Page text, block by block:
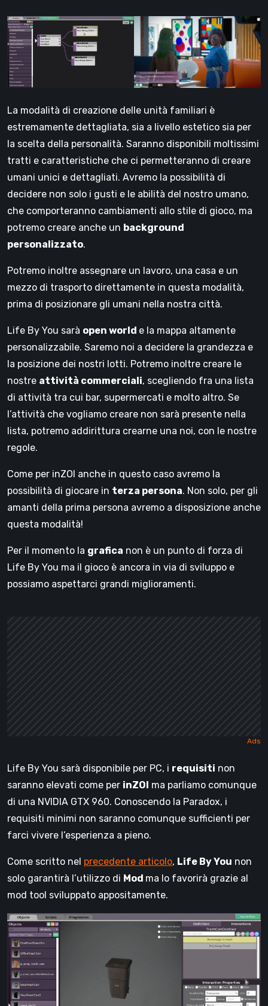
La modalità di creazione delle unità familiari è
estremamente dettagliata, sia a livello estetico sia per
la scelta della personalità. Saranno disponibili moltissimi
tratti e caratteristiche che ci permetteranno di creare
umani unici e dettagliati. Avremo la possibilità di
decidere non solo i gusti e le abilità del nostro umano,
che comporteranno cambiamenti allo stile di gioco, ma
potremo creare anche un background
personalizzato.
Potremo inoltre assegnare un lavoro, una casa e un
mezzo di trasporto direttamente in questa modalità,
prima di posizionare gli umani nella nostra città.
Life By You sarà open world e la mappa altamente
personalizzabile. Saremo noi a decidere la grandezza e
la posizione dei nostri lotti. Potremo inoltre creare le
nostre attività commerciali, scegliendo fra una lista
di attività tra cui bar, supermercati e molto altro. Se
l’attività che vogliamo creare non sarà presente nella
lista, potremo addirittura crearne una noi, con le nostre
regole.
Come per inZOI anche in questo caso avremo la
possibilità di giocare in terza persona. Non solo, per gli
amanti della prima persona avremo a disposizione anche
questa modalità!
Per il momento la grafica non è un punto di forza di
Life By You ma il gioco è ancora in via di sviluppo e
possiamo aspettarci grandi miglioramenti.
Life By You sarà disponibile per PC, i requisiti non
saranno elevati come per inZOI ma parliamo comunque
di una NVIDIA GTX 960. Conoscendo la Paradox, i
requisiti minimi non saranno comunque sufficienti per
farci vivere l’esperienza a pieno.
Come scritto nel precedente articolo, Life By You non
solo garantirà l’utilizzo di Mod ma lo favorirà grazie al
mod tool sviluppato appositamente.